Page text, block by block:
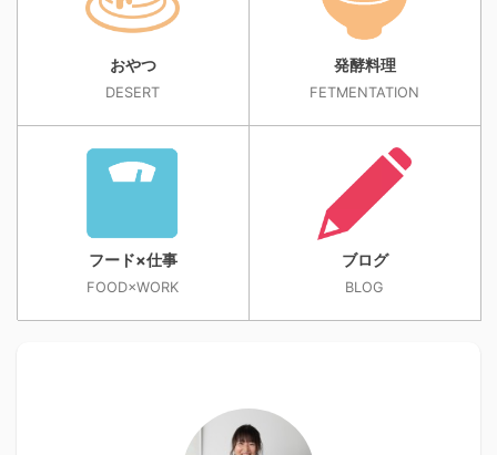
おやつ
DESERT
発酵料理
FETMENTATION
フード×仕事
FOOD×WORK
ブログ
BLOG